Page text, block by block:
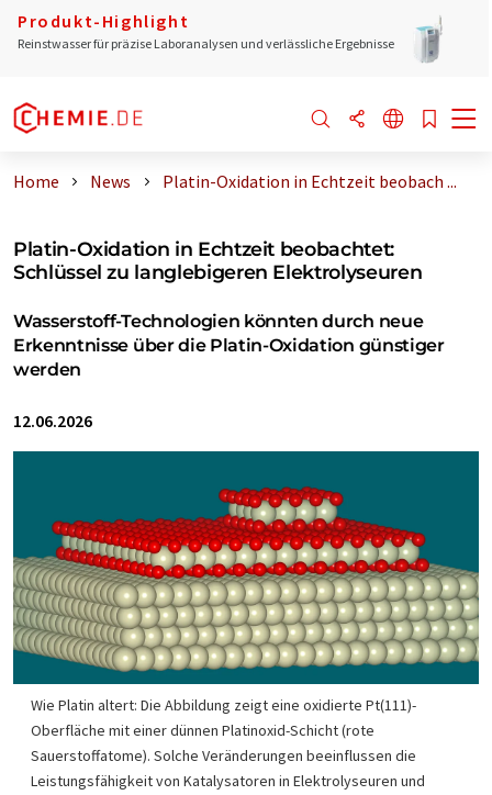
Produkt-Highlight
Reinstwasser für präzise Laboranalysen und verlässliche Ergebnisse
Home News Platin-Oxidation in Echtzeit beobach ...
Platin-Oxidation in Echtzeit beobachtet:
Schlüssel zu langlebigeren Elektrolyseuren
Wasserstoff-Technologien könnten durch neue
Erkenntnisse über die Platin-Oxidation günstiger
werden
12.06.2026
Wie Platin altert: Die Abbildung zeigt eine oxidierte Pt(111)-
Oberfläche mit einer dünnen Platinoxid-Schicht (rote
Sauerstoffatome). Solche Veränderungen beeinflussen die
Leistungsfähigkeit von Katalysatoren in Elektrolyseuren und